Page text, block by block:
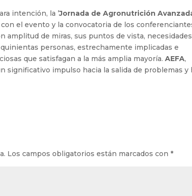
intención, la ’Jornada de Agronutrición
el evento y la convocatoria de los
amplitud de miras, sus puntos de vista,
personas, estrechamente implicadas e
que satisfagan a la más amplia mayoría.AEFA,
significativo impulso hacia la salida de problemas y
Los campos obligatorios están marcados con*